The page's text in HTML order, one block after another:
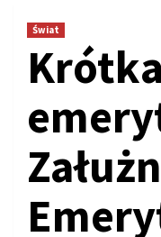
Świat
Krótka